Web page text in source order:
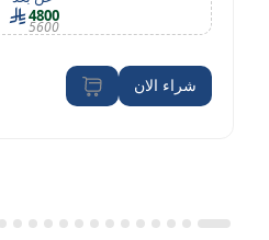
4800
5600
شراء الان